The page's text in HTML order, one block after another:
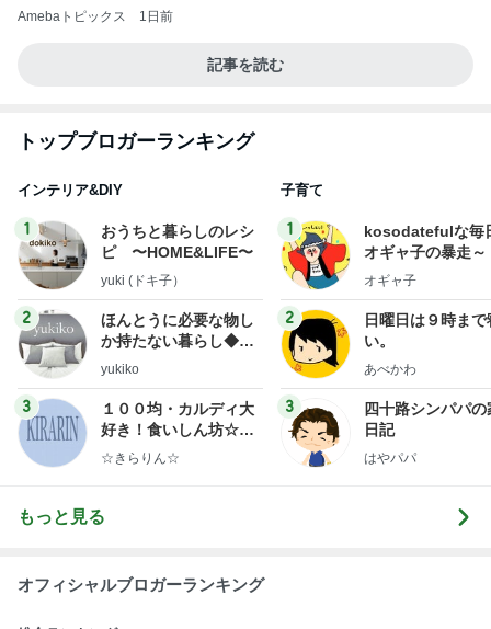
Amebaトピックス 1日前
記事を読む
トップブロガーランキング
インテリア&DIY
1
おうちと暮らしのレシ
ピ 〜HOME&LIFE〜
yuki (ドキ子）
2
ほんとうに必要な物し
か持たない暮らし◆Ke
ep Life Simple◆〜イ
yukiko
3
１００均・カルディ大
好き！食いしん坊☆き
らりん☆のブログ
☆きらりん☆
子育て
1
kosodatefulな毎
オギャ子の暴走～
オギャ子
2
日曜日は９時まで
い。
あべかわ
3
四十路シンパパの
日記
はやパパ
もっと見る
オフィシャルブロガーランキング